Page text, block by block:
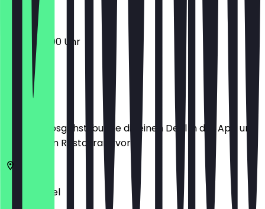
17:00 - 22:00 Uhr
Bevor du losgehst, buche dir einen Deal in der App und
zeige ihn im Restaurant vor.
Kassel